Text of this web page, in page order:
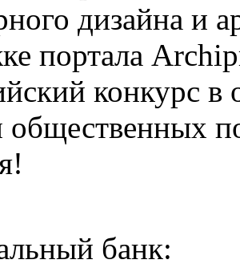
дизайна и
портала
конкурс в
банк: